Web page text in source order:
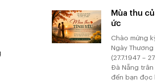
Mùa thu
ức
Chào mừng
Ngày
(27.7.1947 –
Đà Nẵng
đến bạn đọc